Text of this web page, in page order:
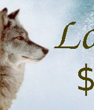
au
contenu.
Aller
à
la
navigation